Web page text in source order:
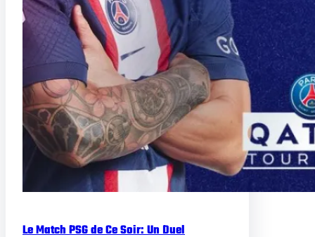
Le Match PSG de Ce Soir: Un Duel